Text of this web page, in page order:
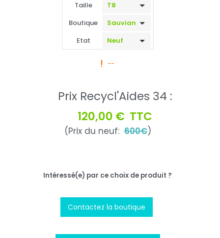
Taille
Boutique
Etat
--
Prix Recycl'Aides 34 :
120,00 € TTC
(Prix du neuf:600€)
Intéressé(e) par ce choix de produit ?
Contactez la boutique